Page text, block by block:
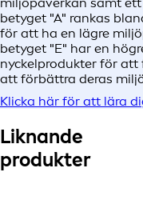
betyget "A" rankas
för att ha en lägre
betyget "E" har en
nyckelprodukter för
att förbättra deras
Klicka här för att lära
Liknande
produkter